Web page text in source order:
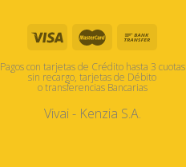
Pagos con tarjetas de Crédito hasta 3 cuotas
sin recargo, tarjetas de Débito
o transferencias Bancarias
Vivai - Kenzia S.A.